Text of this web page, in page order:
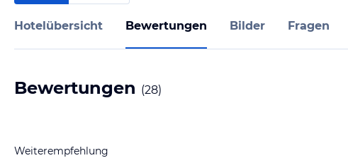
Hotelübersicht Bewertungen Bilder Fragen
Bewertungen (28)
Weiterempfehlung